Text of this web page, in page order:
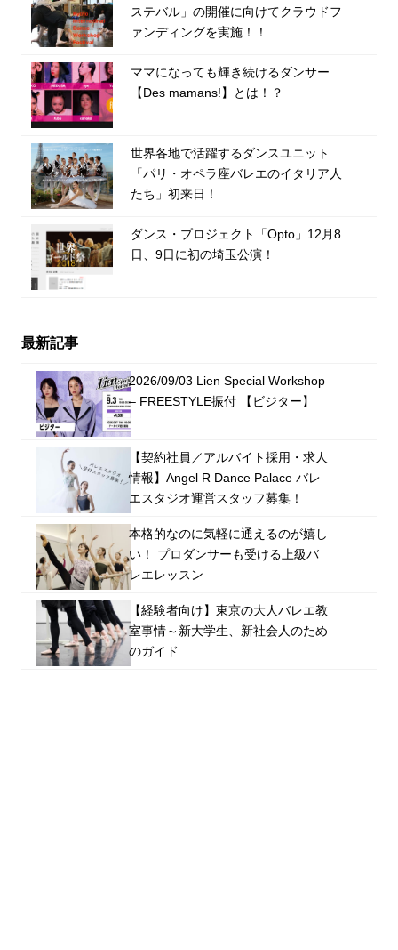
ステバル」の開催に向けてクラウドフ
ァンディングを実施！！
ママになっても輝き続けるダンサー
【Des mamans!】とは！？
世界各地で活躍するダンスユニット
「パリ・オペラ座バレエのイタリア人
たち」初来日！
ダンス・プロジェクト「Opto」12月8
日、9日に初の埼玉公演！
最新記事
2026/09/03 Lien Special Workshop
– FREESTYLE振付 【ビジター】
【契約社員／アルバイト採用・求人
情報】Angel R Dance Palace バレ
エスタジオ運営スタッフ募集！
本格的なのに気軽に通えるのが嬉し
い！ プロダンサーも受ける上級バ
レエレッスン
【経験者向け】東京の大人バレエ教
室事情～新大学生、新社会人のため
のガイド